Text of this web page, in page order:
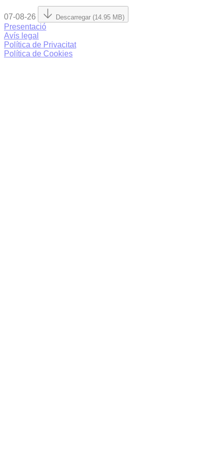
07-08-26 Descarregar (14.95 MB)
Presentació
Avís legal
Política de Privacitat
Política de Cookies